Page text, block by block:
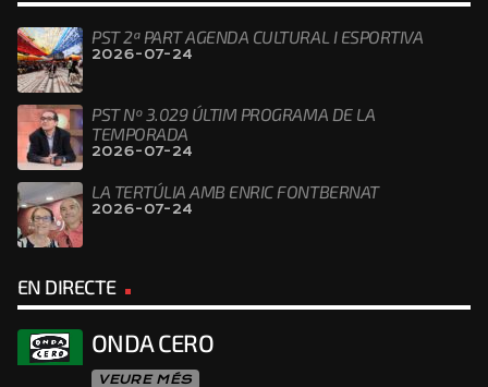
PST 2ª PART AGENDA CULTURAL I ESPORTIVA
2026-07-24
PST Nº 3.029 ÚLTIM PROGRAMA DE LA
TEMPORADA
2026-07-24
LA TERTÚLIA AMB ENRIC FONTBERNAT
2026-07-24
EN DIRECTE
ONDA CERO
VEURE MÉS